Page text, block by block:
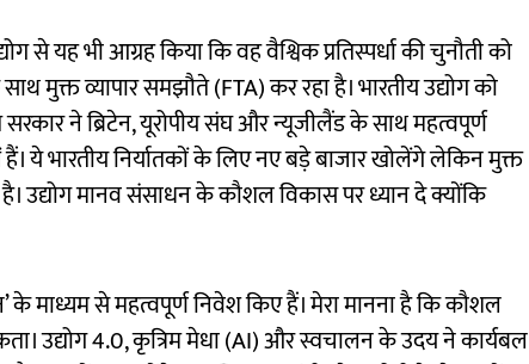
से यह भी आग्रह किया कि वह वैश्विक प्रतिस्पर्धा की चुनौती को
व्यापार समझौते (FTA) कर रहा है। भारतीय उद्योग को
सरकार ने ब्रिटेन, यूरोपीय संघ और न्यूजीलैंड के साथ महत्वपूर्ण
ये भारतीय निर्यातकों के लिए नए बड़े बाजार खोलेंगे लेकिन मुक्त
है। उद्योग मानव संसाधन के कौशल विकास पर ध्यान दे क्योंकि
के माध्यम से महत्वपूर्ण निवेश किए हैं। मेरा मानना है कि कौशल
उद्योग 4.0, कृत्रिम मेधा (AI) और स्वचालन के उदय ने कार्यबल